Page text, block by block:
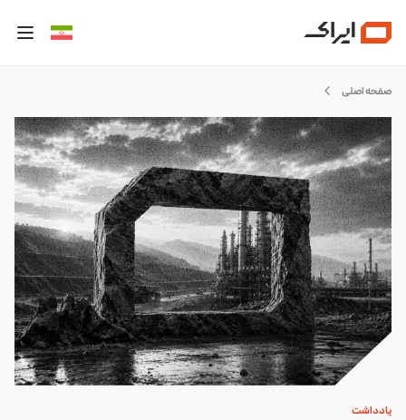
صفحه اصلی
بلاگ
ایراک
یادداشت